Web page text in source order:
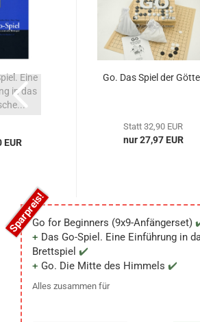
Eine
in das
EUR
Go. Das Spiel der
Statt 32,90 EUR
nur 27,97 EUR
Go for Beginners (9x9-Anfängerset)
Das Go-Spiel. Eine Einführung in
Brettspiel
Go. Die Mitte des Himmels
Alles zusammen für